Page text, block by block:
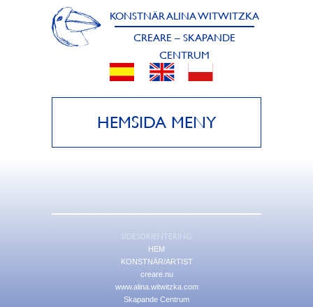
KONSTNÄR ALINA WITWITZKA
CREARE – SKAPANDE
CENTRUM
HEMSIDA MENY
SIDESORIENTERING:
HEM
KONSTNÄR/ARTIST
creare.nu
www.alina.witwitzka.com
Skapande Centrum